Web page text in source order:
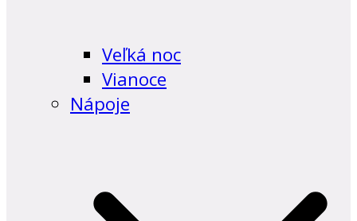
Veľká noc
Vianoce
Nápoje